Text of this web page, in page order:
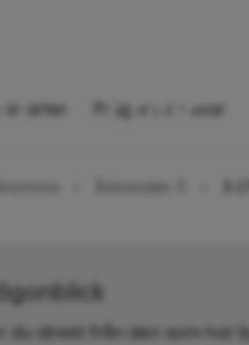
1 rok,
kvarter Frågor och svar
Åstranden 5
du direkt från den som har